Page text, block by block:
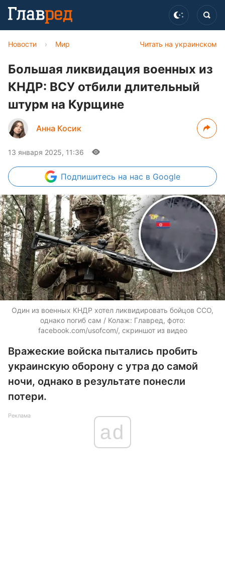
Читать на украинском
Новости › Мир
Большая ликвидация военных из
КНДР: ВСУ отбили длительный
штурм на Курщине
Анна Косик
13 января 2025, 11:36
Подпишитесь на нас в Google
Один из военных КНДР хотел ликвидировать бойцов ССО,
однако погиб сам / Колаж: Главред, фото:
facebook.com/usofcom/, скриншот из видео
Вражеские войска пытались пробить
украинскую оборону с утра до самой
ночи, однако в результате понесли
потери.
Реклама
ad